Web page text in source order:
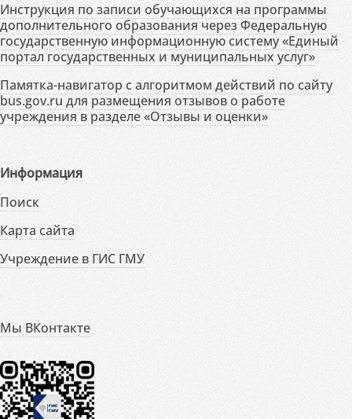
Инструкция по записи обучающихся на программы
дополнительного образования через Федеральную
государственную информационную систему «Единый
портал государственных и муниципальных услуг»
Памятка-навигатор с алгоритмом действий по сайту
bus.gov.ru для размещения отзывов о работе
учреждения в разделе «Отзывы и оценки»
Информация
Поиск
Карта сайта
Учреждение в ГИС ГМУ
Мы ВКонтакте